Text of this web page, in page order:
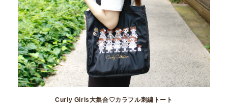
Curly Girls大集合♡カラフル刺繍トート